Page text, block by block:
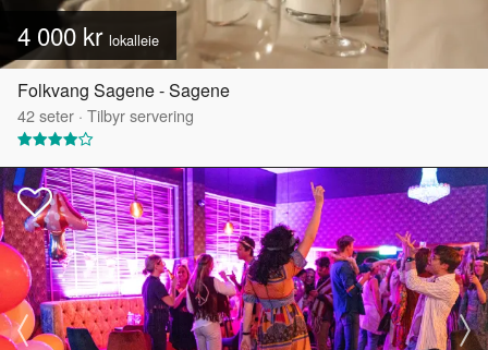
4 000 kr lokalleie
Folkvang Sagene - Sagene
42seter · Tilbyr servering